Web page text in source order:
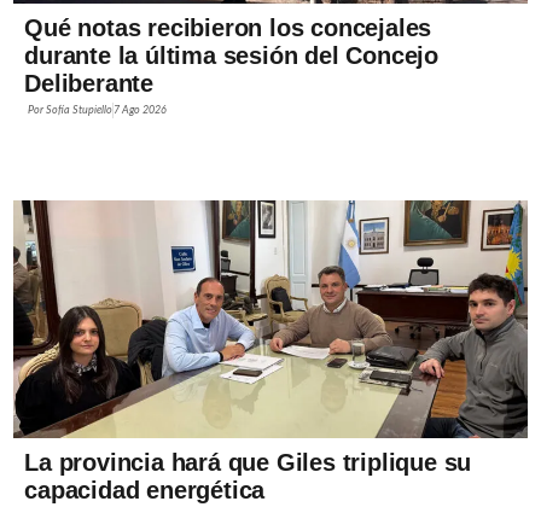
Qué notas recibieron los concejales
durante la última sesión del Concejo
Deliberante
PorSofía Stupiello 7 Ago 2026
La provincia hará que Giles triplique su
capacidad energética